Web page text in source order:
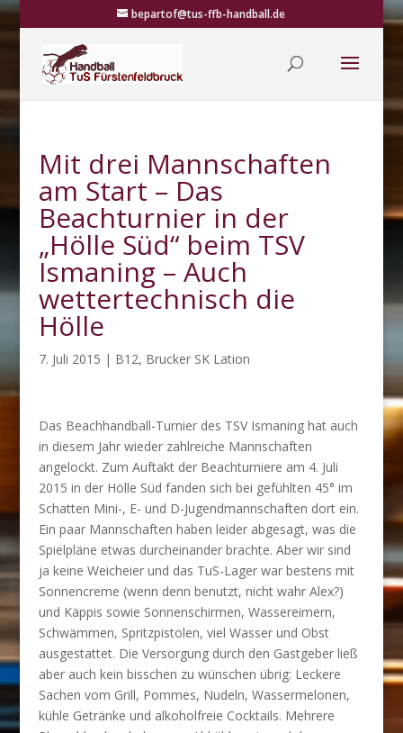
bepartof@tus-ffb-handball.de
Mit drei Mannschaften
am Start – Das
Beachturnier in der
„Hölle Süd“ beim TSV
Ismaning – Auch
wettertechnisch die
Hölle
7. Juli 2015 | B12, Brucker SK Lation
Das Beachhandball-Turnier des TSV Ismaning hat auch
in diesem Jahr wieder zahlreiche Mannschaften
angelockt. Zum Auftakt der Beachturniere am 4. Juli
2015 in der Hölle Süd fanden sich bei gefühlten 45° im
Schatten Mini-, E- und D-Jugendmannschaften dort ein.
Ein paar Mannschaften haben leider abgesagt, was die
Spielpläne etwas durcheinander brachte. Aber wir sind
ja keine Weicheier und das TuS-Lager war bestens mit
Sonnencreme (wenn denn benutzt, nicht wahr Alex?)
und Käppis sowie Sonnenschirmen, Wassereimern,
Schwämmen, Spritzpistolen, viel Wasser und Obst
ausgestattet. Die Versorgung durch den Gastgeber ließ
aber auch kein bisschen zu wünschen übrig: Leckere
Sachen vom Grill, Pommes, Nudeln, Wassermelonen,
kühle Getränke und alkoholfreie Cocktails. Mehrere